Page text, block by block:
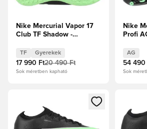
Nike Mercurial Vapor 17
Club TF Shadow -
Gyerek
TF Gyerekek
17 990 Ft20 490 Ft
Sok méretben kapható
Nike
Profi
AG
54 490
Sok
Megnyit egy modált a